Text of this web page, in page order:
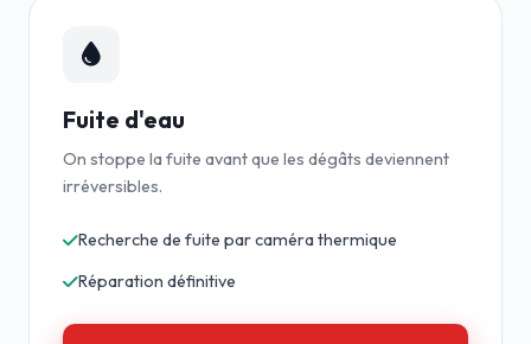
Fuite d'eau
On stoppe la fuite avant que les dégâts deviennent
irréversibles.
Recherche de fuite par caméra thermique
Réparation définitive